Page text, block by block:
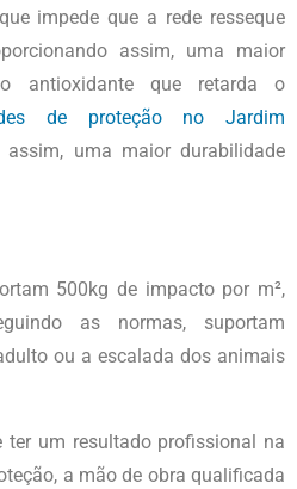
impede que a rede resseque
assim, uma maior
antioxidante que retarda o
de
proteção no Jardim
assim, uma maior durabilidade
500kg de impacto por m²,
as normas, suportam
ou a escalada dos animais
ter um resultado profissional na
a mão de obra qualificada